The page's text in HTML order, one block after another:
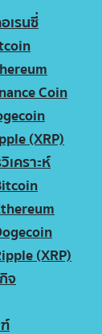
เรนซี่
Coin
(XRP)
เคราะห์
(XRP)
จ